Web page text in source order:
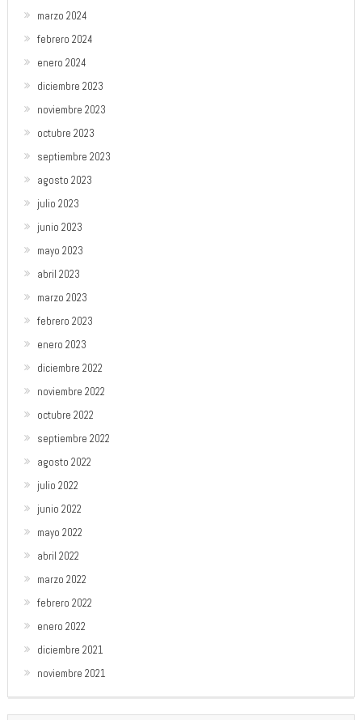
marzo 2024
febrero 2024
enero 2024
diciembre 2023
noviembre 2023
octubre 2023
septiembre 2023
agosto 2023
julio 2023
junio 2023
mayo 2023
abril 2023
marzo 2023
febrero 2023
enero 2023
diciembre 2022
noviembre 2022
octubre 2022
septiembre 2022
agosto 2022
julio 2022
junio 2022
mayo 2022
abril 2022
marzo 2022
febrero 2022
enero 2022
diciembre 2021
noviembre 2021